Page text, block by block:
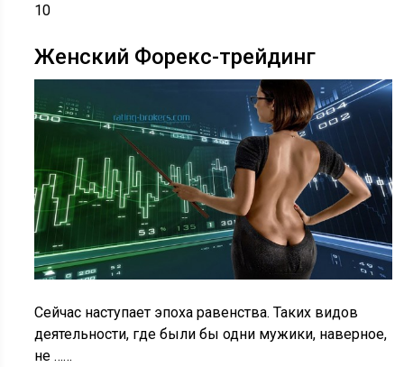
10
Женский Форекс-трейдинг
Сейчас наступает эпоха равенства. Таких видов
деятельности, где были бы одни мужики, наверное,
не ……